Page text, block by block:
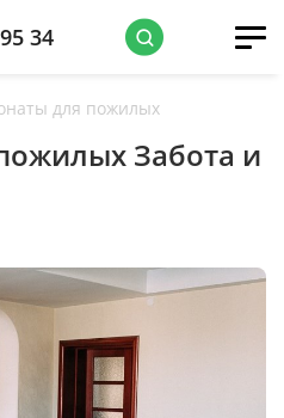
34
для пожилых
Забота и